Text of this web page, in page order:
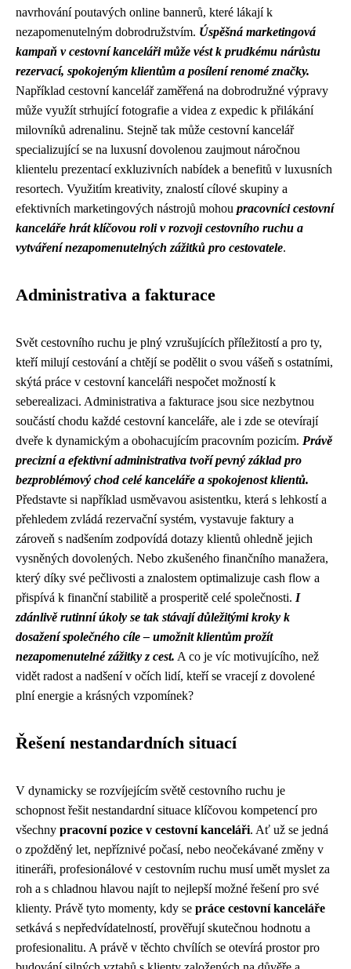
navrhování poutavých online bannerů, které lákají k
nezapomenutelným dobrodružstvím. Úspěšná marketingová
kampaň v cestovní kanceláři může vést k prudkému nárůstu
rezervací, spokojeným klientům a posílení renomé značky.
Například cestovní kancelář zaměřená na dobrodružné výpravy
může využít strhující fotografie a videa z expedic k přilákání
milovníků adrenalinu. Stejně tak může cestovní kancelář
specializující se na luxusní dovolenou zaujmout náročnou
klientelu prezentací exkluzivních nabídek a benefitů v luxusních
resortech. Využitím kreativity, znalostí cílové skupiny a
efektivních marketingových nástrojů mohou pracovníci cestovní
kanceláře hrát klíčovou roli v rozvoji cestovního ruchu a
vytváření nezapomenutelných zážitků pro cestovatele.
Administrativa a fakturace
Svět cestovního ruchu je plný vzrušujících příležitostí a pro ty,
kteří milují cestování a chtějí se podělit o svou vášeň s ostatními,
skýtá práce v cestovní kanceláři nespočet možností k
seberealizaci. Administrativa a fakturace jsou sice nezbytnou
součástí chodu každé cestovní kanceláře, ale i zde se otevírají
dveře k dynamickým a obohacujícím pracovním pozicím. Právě
precizní a efektivní administrativa tvoří pevný základ pro
bezproblémový chod celé kanceláře a spokojenost klientů.
Představte si například usměvavou asistentku, která s lehkostí a
přehledem zvládá rezervační systém, vystavuje faktury a
zároveň s nadšením zodpovídá dotazy klientů ohledně jejich
vysněných dovolených. Nebo zkušeného finančního manažera,
který díky své pečlivosti a znalostem optimalizuje cash flow a
přispívá k finanční stabilitě a prosperitě celé společnosti. I
zdánlivě rutinní úkoly se tak stávají důležitými kroky k
dosažení společného cíle – umožnit klientům prožít
nezapomenutelné zážitky z cest. A co je víc motivujícího, než
vidět radost a nadšení v očích lidí, kteří se vracejí z dovolené
plní energie a krásných vzpomínek?
Řešení nestandardních situací
V dynamicky se rozvíjejícím světě cestovního ruchu je
schopnost řešit nestandardní situace klíčovou kompetencí pro
všechny pracovní pozice v cestovní kanceláři. Ať už se jedná
o zpožděný let, nepříznivé počasí, nebo neočekávané změny v
itineráři, profesionálové v cestovním ruchu musí umět myslet za
roh a s chladnou hlavou najít to nejlepší možné řešení pro své
klienty. Právě tyto momenty, kdy se práce cestovní kanceláře
setkává s nepředvídatelností, prověřují skutečnou hodnotu a
profesionalitu. A právě v těchto chvílích se otevírá prostor pro